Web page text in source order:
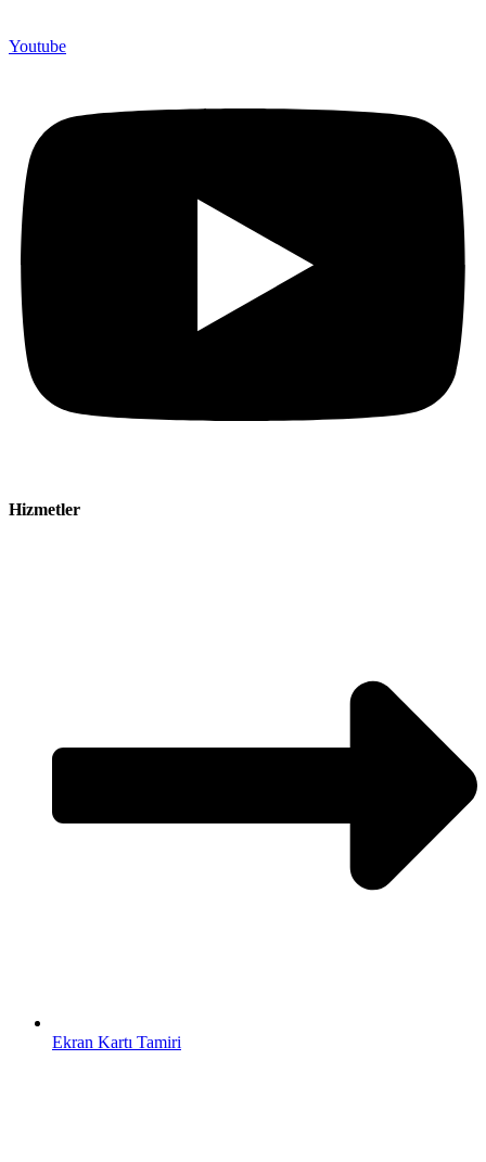
Youtube
Hizmetler
Ekran Kartı Tamiri